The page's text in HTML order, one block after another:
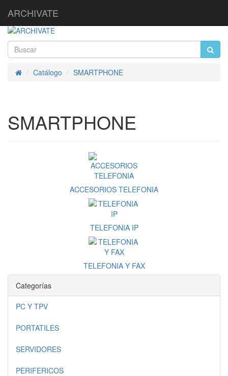
ARCHIVATE
InicioCatálogo SMARTPHONE
SMARTPHONE
ACCESORIOS TELEFONIA
TELEFONIA IP
TELEFONIA Y FAX
Categorías
PC Y TPV
PORTATILES
SERVIDORES
PERIFERICOS